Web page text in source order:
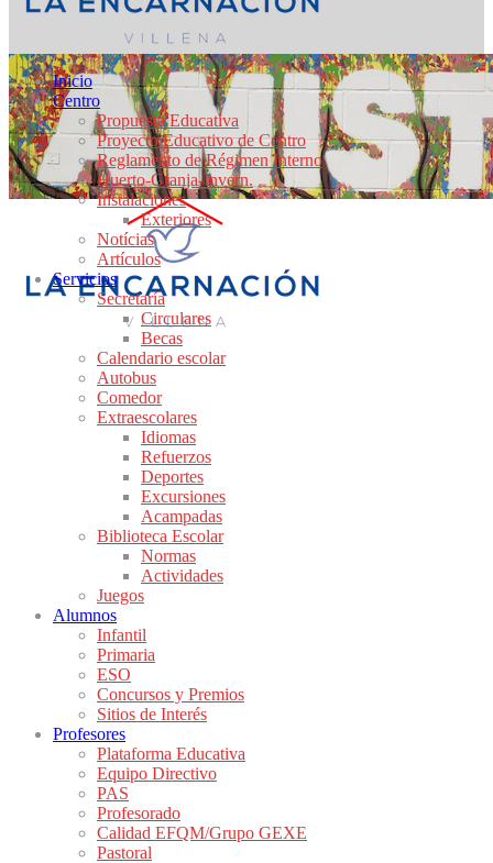
Inicio
Centro
Propuesta Educativa
Proyecto Educativo de Centro
Reglamento de Régimen Interno
Huerto-Granja-Invern.
Instalaciones
Exteriores
Notícias
Artículos
Servicios
Secretaría
Circulares
Becas
Calendario escolar
Autobus
Comedor
Extraescolares
Idiomas
Refuerzos
Deportes
Excursiones
Acampadas
Biblioteca Escolar
Normas
Actividades
Juegos
Alumnos
Infantil
Primaria
ESO
Concursos y Premios
Sitios de Interés
Profesores
Plataforma Educativa
Equipo Directivo
PAS
Profesorado
Calidad EFQM/Grupo GEXE
Pastoral